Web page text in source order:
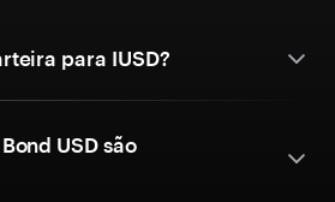
para IUSD?
USD são